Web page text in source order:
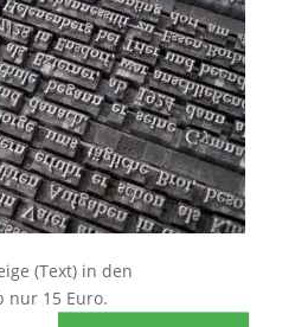
(Text) in den
nur 15 Euro.